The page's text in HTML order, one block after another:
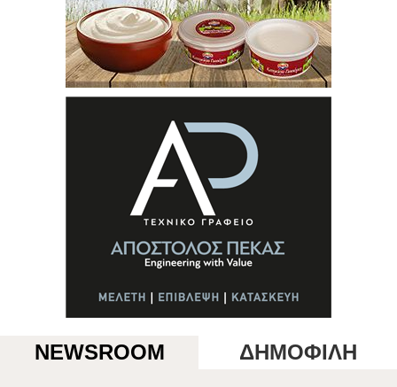
NEWSROOM ΔΗΜΟΦΙΛΗ